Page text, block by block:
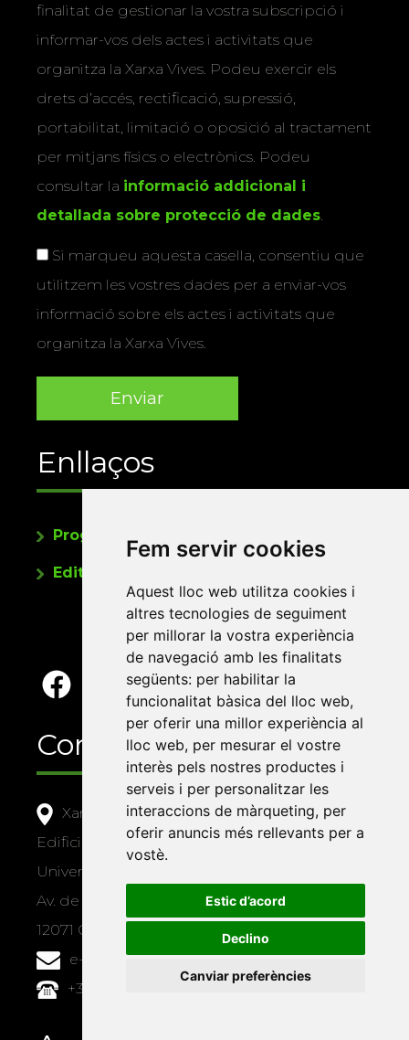
Fem servir cookies
Aquest lloc web utilitza cookies i
altres tecnologies de seguiment
per millorar la vostra experiència
de navegació amb les finalitats
següents: per habilitar la
funcionalitat bàsica del lloc web,
per oferir una millor experiència al
lloc web, per mesurar el vostre
interès pels nostres productes i
serveis i per personalitzar les
interaccions de màrqueting, per
oferir anuncis més rellevants per a
vostè.
Estic d’acord
Declino
Canviar preferències
finalitat de gestionar la vostra subscripció i
informar-vos dels actes i activitats que
organitza la Xarxa Vives. Podeu exercir els
drets d’accés, rectificació, supressió,
portabilitat, limitació o oposició al tractament
per mitjans físics o electrònics. Podeu
consultar la informació addicional i
detallada sobre protecció de dades
Si marqueu aquesta casella, consentiu que
utilitzem les vostres dades per a enviar-vos
informació sobre els actes i activitats que
organitza la Xarxa Vives.
Enllaços
Programa de publicacions
Editorials universitàries a Twitter
Contacte
Xarxa Vives d'Universitats
Edifici Àgora
Universitat Jaume I, local 10
Av. de Vicent Sos Baynat, s/n
12071 Castelló de la Plana
e-buc@vives.org
+34 964 72 89 93